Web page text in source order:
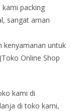
packing
sangat aman
kenyamanan untuk
(Toko Online Shop
kami di
di toko kami,